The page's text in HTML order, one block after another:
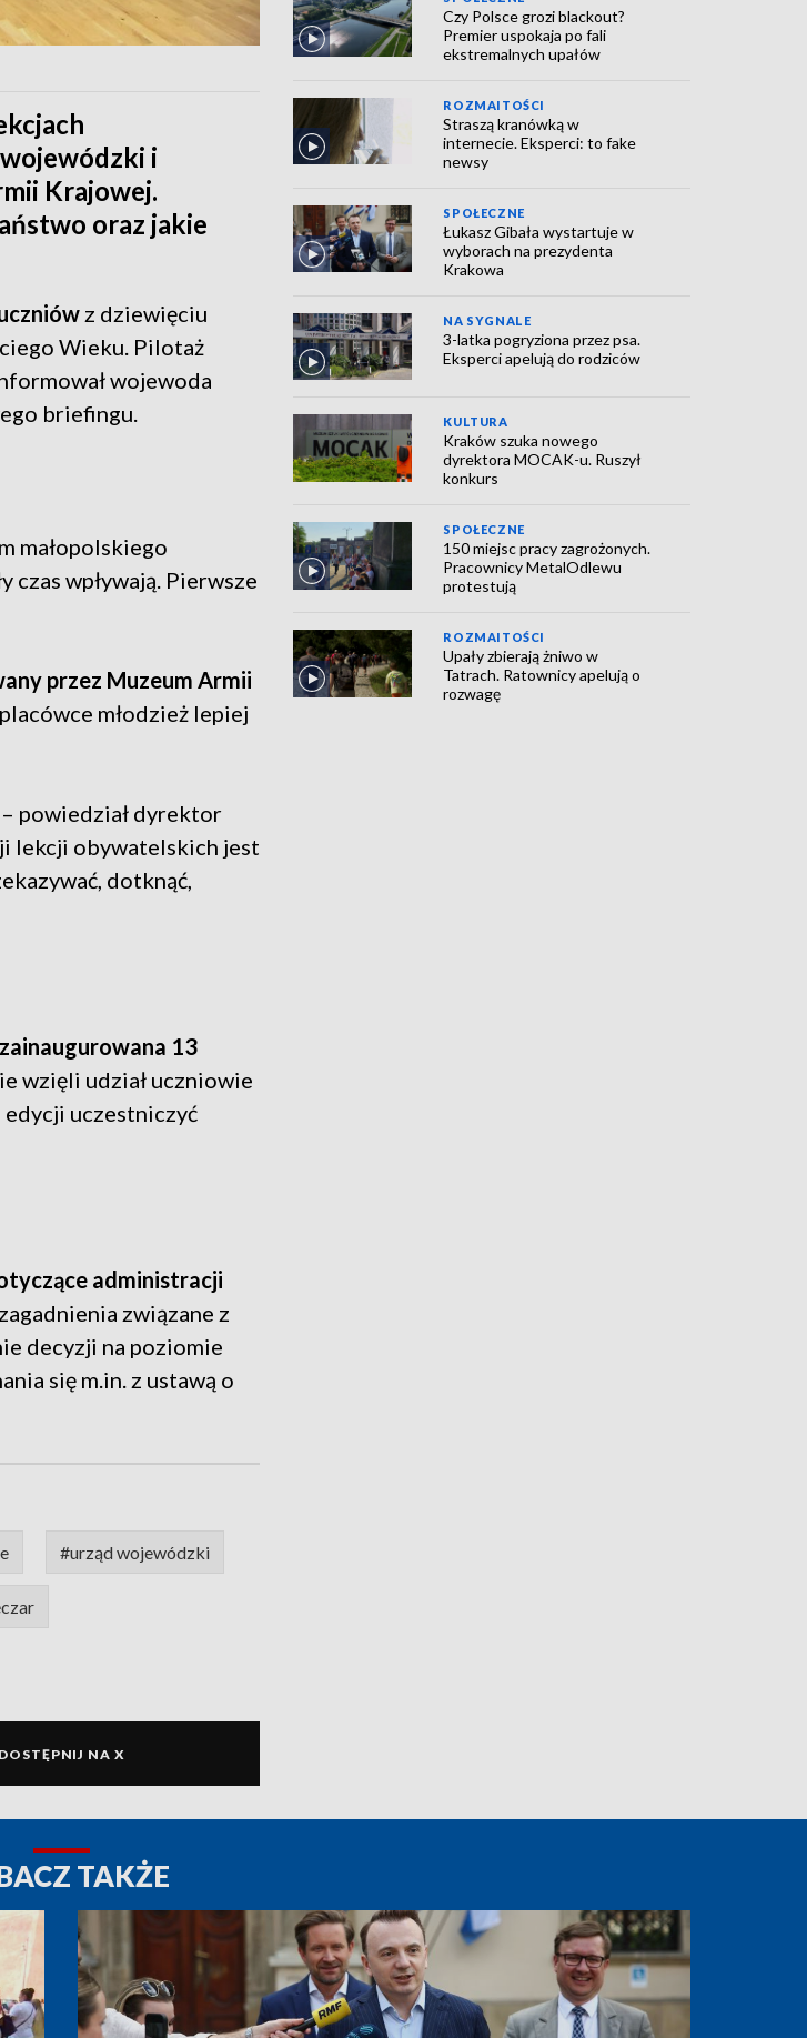
i
Krajowej.
oraz jakie
z dziewięciu
Wieku. Pilotaż
wojewoda
briefingu.
małopolskiego
czas wpływają. Pierwsze
przez Muzeum Armii
młodzież lepiej
powiedział dyrektor
lekcji obywatelskich jest
dotknąć,
13
wzięli udział uczniowie
edycji uczestniczyć
administracji
związane z
decyzji na poziomie
się m.in. z ustawą o
#urząd wojewódzki
NA X
Czy Polsce grozi blackout?
Premier uspokaja po fali
ekstremalnych upałów
ROZMAITOŚCI
Straszą kranówką w
internecie. Eksperci: to fake
newsy
SPOŁECZNE
Łukasz Gibała wystartuje w
wyborach na prezydenta
Krakowa
NA SYGNALE
3-latka pogryziona przez psa.
Eksperci apelują do rodziców
KULTURA
Kraków szuka nowego
dyrektora MOCAK-u. Ruszył
konkurs
SPOŁECZNE
150 miejsc pracy zagrożonych.
Pracownicy MetalOdlewu
protestują
ROZMAITOŚCI
Upały zbierają żniwo w
Tatrach. Ratownicy apelują o
rozwagę
TAKŻE